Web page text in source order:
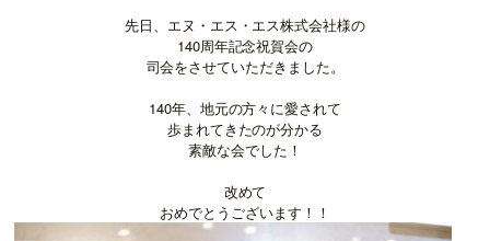
先日、エヌ・エス・エス株式会社様の
140周年記念祝賀会の
司会をさせていただきました。
140年、地元の方々に愛されて
歩まれてきたのが分かる
素敵な会でした！
改めて
おめでとうございます！！